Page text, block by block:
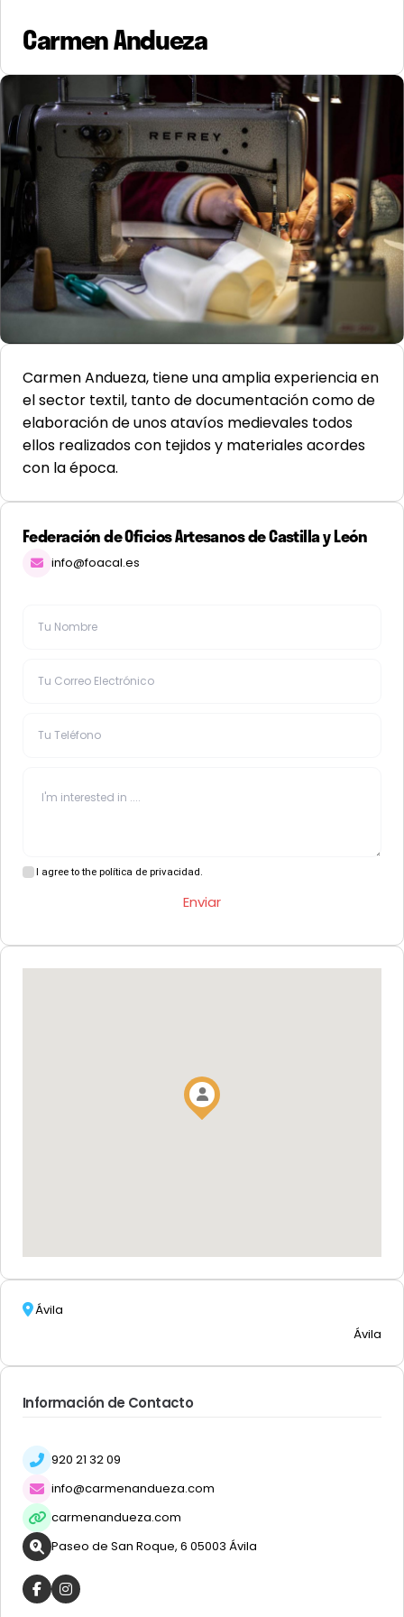
Carmen Andueza
Carmen Andueza, tiene una amplia experiencia en
el sector textil, tanto de documentación como de
elaboración de unos atavíos medievales todos
ellos realizados con tejidos y materiales acordes
con la época.
Federación de Oficios Artesanos de Castilla y León
info@foacal.es
I agree to the política de privacidad.
Enviar
Ávila
Ávila
Información de Contacto
920 21 32 09
info@carmenandueza.com
carmenandueza.com
Paseo de San Roque, 6 05003 Ávila